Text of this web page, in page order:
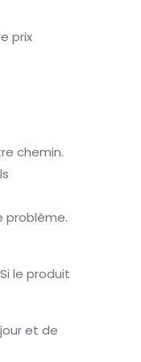
prix
chemin.
problème.
le produit
et de